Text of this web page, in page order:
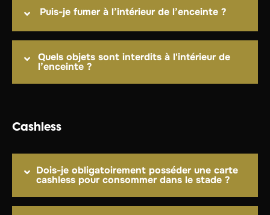
Puis-je fumer à l’intérieur de l’enceinte ?
Quels objets sont interdits à l'intérieur de
l’enceinte ?
Cashless
Dois-je obligatoirement posséder une carte
cashless pour consommer dans le stade ?